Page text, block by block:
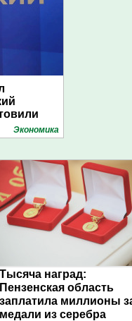
Экономика
Тысяча наград:
Пензенская область
заплатила миллионы
медали из серебра